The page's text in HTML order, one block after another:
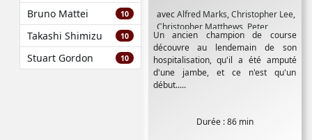
Bruno Mattei 10
Takashi Shimizu 10
Stuart Gordon 10
avecAlfred Marks,Christopher Lee,
Christopher Matthews Peter
Cushing,Vincent Price
Un ancien champion de course
découvre au lendemain de son
hospitalisation, qu'il a été amputé
d'une jambe, et ce n'est qu'un
début.....
Durée : 86 min